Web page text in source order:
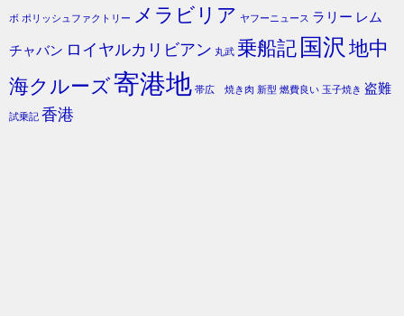
ボ ポリッシュファクトリー メラビリア ヤフーニュース ラリー レム
チャバン ロイヤルカリビアン 丸武 乗船記 国沢 地中
海クルーズ寄港地 帯広 焼き肉 新型 燃費良い 玉子焼き 盗難
試乗記 香港